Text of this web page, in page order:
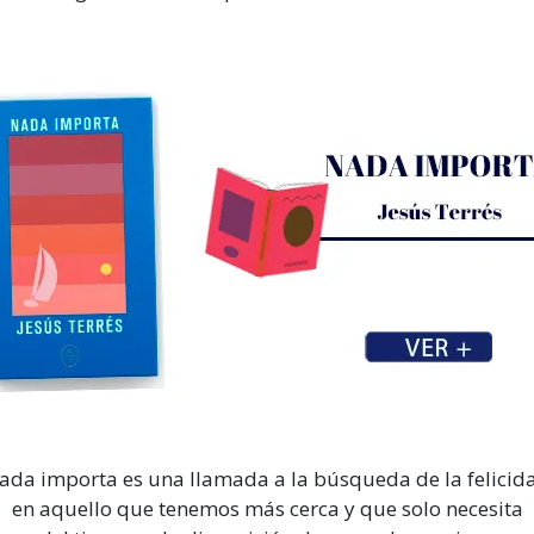
importa es una llamada a la búsqueda de la
en aquello que tenemos más cerca y que solo necesita